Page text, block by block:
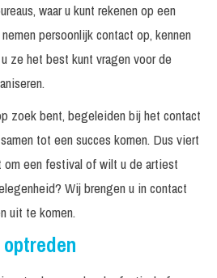
waar u kunt rekenen op een
persoonlijk contact op, kennen
ze het best kunt vragen voor de
zoek bent, begeleiden bij het contact
tot een succes komen. Dus viert
om een festival of wilt u de artiest
Wij brengen u in contact
uit te komen.